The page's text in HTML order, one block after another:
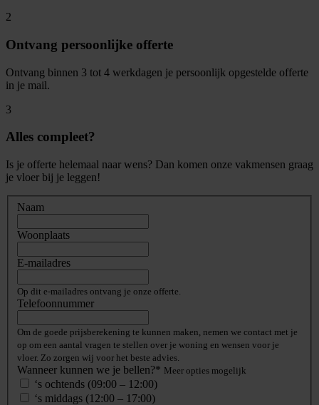
2
Ontvang persoonlijke offerte
Ontvang binnen 3 tot 4 werkdagen je persoonlijk opgestelde offerte
in je mail.
3
Alles compleet?
Is je offerte helemaal naar wens? Dan komen onze vakmensen graag
je vloer bij je leggen!
Naam
Woonplaats
E-mailadres
Op dit e-mailadres ontvang je onze offerte.
Telefoonnummer
Om de goede prijsberekening te kunnen maken, nemen we contact met je
op om een aantal vragen te stellen over je woning en wensen voor je
vloer. Zo zorgen wij voor het beste advies.
Wanneer kunnen we je bellen?* Meer opties mogelijk
‘s ochtends (09:00 – 12:00)
‘s middags (12:00 – 17:00)